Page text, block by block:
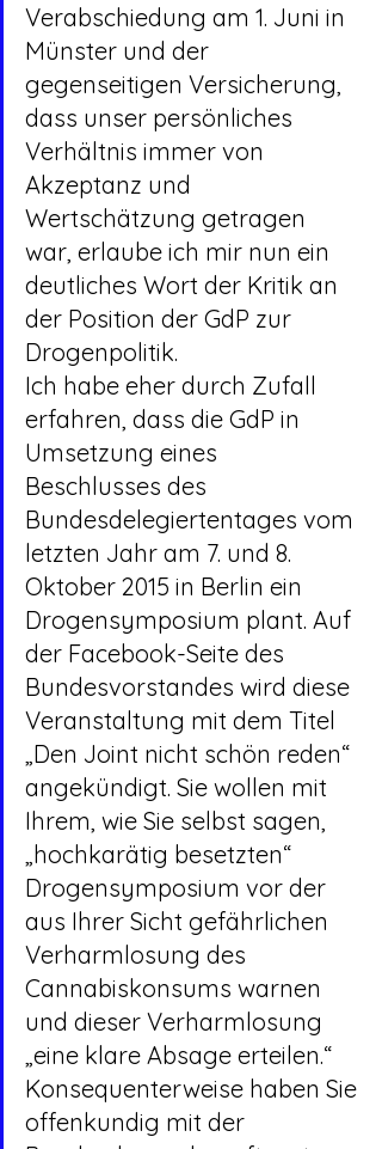
Verabschiedung am 1. Juni in
Münster und der
gegenseitigen Versicherung,
dass unser persönliches
Verhältnis immer von
Akzeptanz und
Wertschätzung getragen
war, erlaube ich mir nun ein
deutliches Wort der Kritik an
der Position der GdP zur
Drogenpolitik.
Ich habe eher durch Zufall
erfahren, dass die GdP in
Umsetzung eines
Beschlusses des
Bundesdelegiertentages vom
letzten Jahr am 7. und 8.
Oktober 2015 in Berlin ein
Drogensymposium plant. Auf
der Facebook-Seite des
Bundesvorstandes wird diese
Veranstaltung mit dem Titel
„Den Joint nicht schön reden“
angekündigt. Sie wollen mit
Ihrem, wie Sie selbst sagen,
„hochkarätig besetzten“
Drogensymposium vor der
aus Ihrer Sicht gefährlichen
Verharmlosung des
Cannabiskonsums warnen
und dieser Verharmlosung
„eine klare Absage erteilen.“
Konsequenterweise haben Sie
offenkundig mit der